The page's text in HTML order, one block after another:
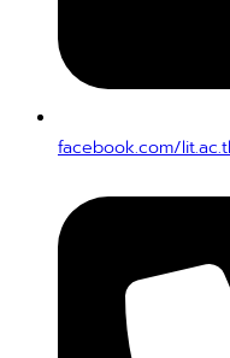
facebook.com/